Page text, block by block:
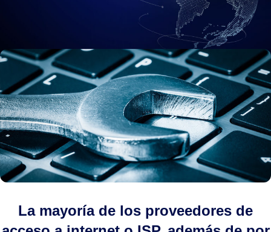
Spam?
INTERNET YA Soluciones Webel 14 septiembre, 2020
La mayoría de los proveedores de